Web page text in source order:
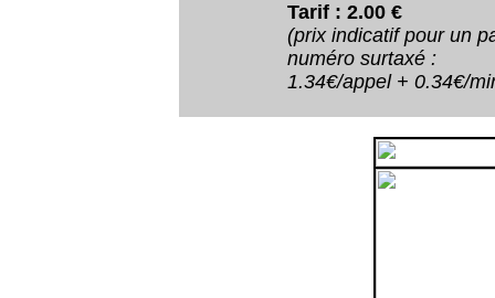
Tarif : 2.00 €
(prix indicatif pour un
numéro surtaxé :
1.34€/appel + 0.34€/